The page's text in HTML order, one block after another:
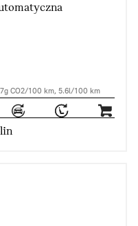
CO2/100 km, 5.6l/100 km